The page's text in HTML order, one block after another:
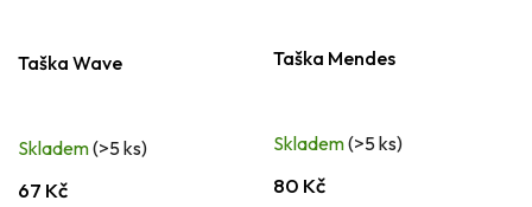
Taška Wave
Skladem(>5 ks)
67 Kč
Taška Mendes
Skladem(>5 ks)
80 Kč